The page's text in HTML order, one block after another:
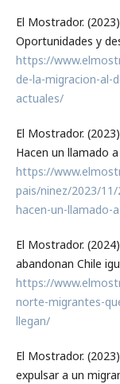
El Mostrador.
Oportunidades y
https://
de-la-migracion-al-
actuales/
El Mostrador.
Hacen un llamado
https://
pais/ninez/2023/
hacen-un-llamado-
El Mostrador.
abandonan Chile
https://
norte-migrantes-
llegan/
El Mostrador.
expulsar a un